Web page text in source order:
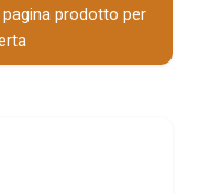
prodotto per